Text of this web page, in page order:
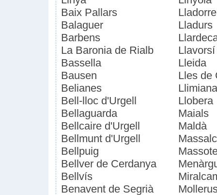
Baix Pallars
Balaguer
Barbens
La Baronia de Rialb
Bassella
Bausen
Belianes
Bell-lloc d'Urgell
Bellaguarda
Bellcaire d'Urgell
Bellmunt d'Urgell
Bellpuig
Bellver de Cerdanya
Bellvís
Benavent de Segrià
Lladorre
Lladurs
Llavorsí
Lleida
Lles de
Llimiana
Llobera
Maials
Maldà